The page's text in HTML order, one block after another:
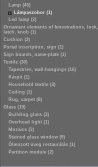
Lamp (45)
Lámpaszobor (1)
Led lamp (2)
Ornament elements of fenestrations, lock,
latch, knob (1)
Cushion (3)
Portal inscription, sign (1)
Sign boards, name-plate (1)
Textile (30)
Tapestries, wall-hangings (16)
Kárpit (1)
Household textile (4)
Ceiling (1)
Rug, carpet (8)
Glass (19)
Building glass (3)
Overhead light (1)
Mozaics (3)
Stained glass window (9)
Ólmozott üveg restaurálás (1)
Partition module (2)